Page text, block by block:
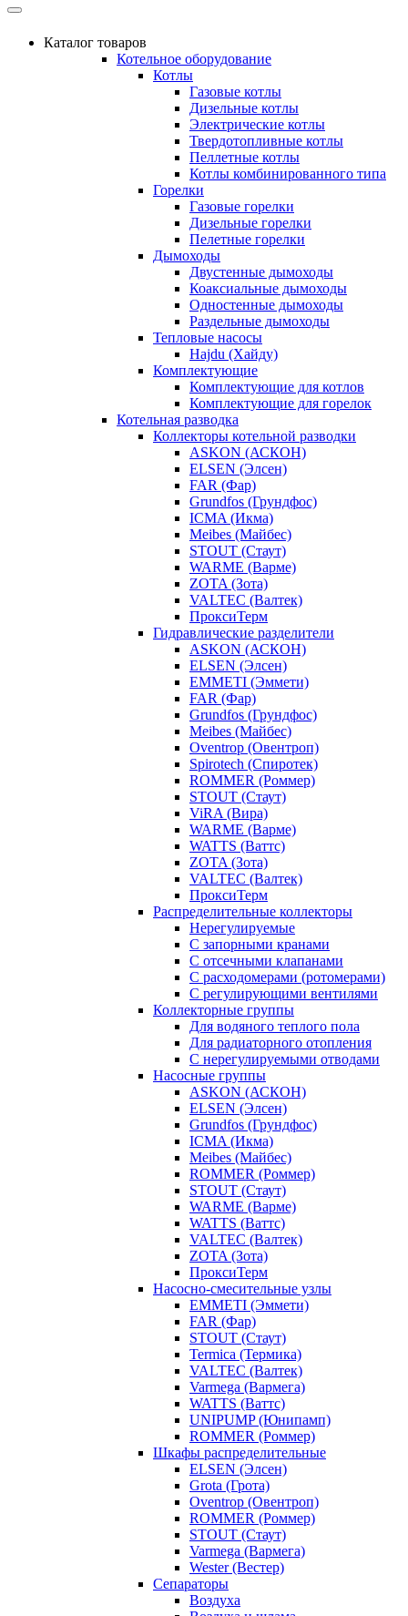
Каталог товаров
Котельное оборудование
Котлы
Газовые котлы
Дизельные котлы
Электрические котлы
Твердотопливные котлы
Пеллетные котлы
Котлы комбинированного типа
Горелки
Газовые горелки
Дизельные горелки
Пелетные горелки
Дымоходы
Двустенные дымоходы
Коаксиальные дымоходы
Одностенные дымоходы
Раздельные дымоходы
Тепловые насосы
Hajdu (Хайду)
Комплектующие
Комплектующие для котлов
Комплектующие для горелок
Котельная разводка
Коллекторы котельной разводки
ASKON (АСКОН)
ELSEN (Элсен)
FAR (Фар)
Grundfos (Грундфос)
ICMA (Икма)
Meibes (Майбес)
STOUT (Стаут)
WARME (Варме)
ZOTA (Зота)
VALTEC (Валтек)
ПроксиТерм
Гидравлические разделители
ASKON (АСКОН)
ELSEN (Элсен)
EMMETI (Эммети)
FAR (Фар)
Grundfos (Грундфос)
Meibes (Майбес)
Oventrop (Овентроп)
Spirotech (Спиротек)
ROMMER (Роммер)
STOUT (Стаут)
ViRA (Вира)
WARME (Варме)
WATTS (Ваттс)
ZOTA (Зота)
VALTEC (Валтек)
ПроксиТерм
Распределительные коллекторы
Нерегулируемые
С запорными кранами
С отсечными клапанами
С расходомерами (ротомерами)
С регулирующими вентилями
Коллекторные группы
Для водяного теплого пола
Для радиаторного отопления
С нерегулируемыми отводами
Насосные группы
ASKON (АСКОН)
ELSEN (Элсен)
Grundfos (Грундфос)
ICMA (Икма)
Meibes (Майбес)
ROMMER (Роммер)
STOUT (Стаут)
WARME (Варме)
WATTS (Ваттс)
VALTEC (Валтек)
ZOTA (Зота)
ПроксиТерм
Насосно-смесительные узлы
EMMETI (Эммети)
FAR (Фар)
STOUT (Стаут)
Termica (Термика)
VALTEC (Валтек)
Varmega (Вармега)
WATTS (Ваттс)
UNIPUMP (Юнипамп)
ROMMER (Роммер)
Шкафы распределительные
ELSEN (Элсен)
Grota (Грота)
Oventrop (Овентроп)
ROMMER (Роммер)
STOUT (Стаут)
Varmega (Вармега)
Wester (Вестер)
Сепараторы
Воздуха